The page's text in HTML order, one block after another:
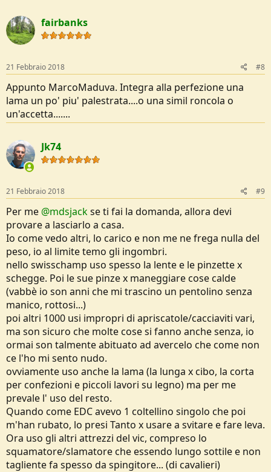
c
t
i
o
s
:
fairbanks
21 Febbraio 2018 #8
Appunto MarcoMaduva. Integra alla perfezione una
lama un po' piu' palestrata....o una simil roncola o
un'accetta.......
Jk74
21 Febbraio 2018 #9
Per me @mdsjackse ti fai la domanda, allora devi
provare a lasciarlo a casa.
Io come vedo altri, lo carico e non me ne frega nulla del
peso, io al limite temo gli ingombri.
nello swisschamp uso spesso la lente e le pinzette x
schegge. Poi le sue pinze x maneggiare cose calde
(vabbè io son anni che mi trascino un pentolino senza
manico, rottosi...)
poi altri 1000 usi impropri di apriscatole/cacciaviti vari,
ma son sicuro che molte cose si fanno anche senza, io
ormai son talmente abituato ad avercelo che come non
ce l'ho mi sento nudo.
ovviamente uso anche la lama (la lunga x cibo, la corta
per confezioni e piccoli lavori su legno) ma per me
prevale l' uso del resto.
Quando come EDC avevo 1 coltellino singolo che poi
m'han rubato, lo presi Tanto x usare a svitare e fare leva.
Ora uso gli altri attrezzi del vic, compreso lo
squamatore/slamatore che essendo lungo sottile e non
tagliente fa spesso da spingitore... (di cavalieri)